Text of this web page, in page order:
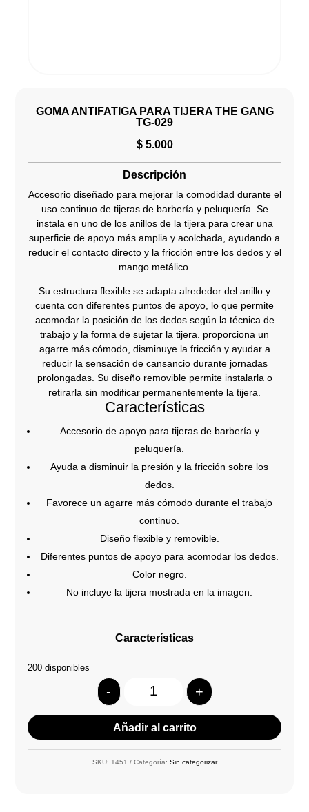
GOMA ANTIFATIGA PARA TIJERA THE GANG
TG-029
$5.000
Descripción
Accesorio diseñado para mejorar la comodidad durante el
uso continuo de tijeras de barbería y peluquería. Se
instala en uno de los anillos de la tijera para crear una
superficie de apoyo más amplia y acolchada, ayudando a
reducir el contacto directo y la fricción entre los dedos y el
mango metálico.
Su estructura flexible se adapta alrededor del anillo y
cuenta con diferentes puntos de apoyo, lo que permite
acomodar la posición de los dedos según la técnica de
trabajo y la forma de sujetar la tijera. proporciona un
agarre más cómodo, disminuye la fricción y ayudar a
reducir la sensación de cansancio durante jornadas
prolongadas. Su diseño removible permite instalarla o
retirarla sin modificar permanentemente la tijera.
Características
Accesorio de apoyo para tijeras de barbería y
peluquería.
Ayuda a disminuir la presión y la fricción sobre los
dedos.
Favorece un agarre más cómodo durante el trabajo
continuo.
Diseño flexible y removible.
Diferentes puntos de apoyo para acomodar los dedos.
Color negro.
No incluye la tijera mostrada en la imagen.
Características
200 disponibles
Quantity
- +
Añadir al carrito
SKU: 1451 Categoría: Sin categorizar